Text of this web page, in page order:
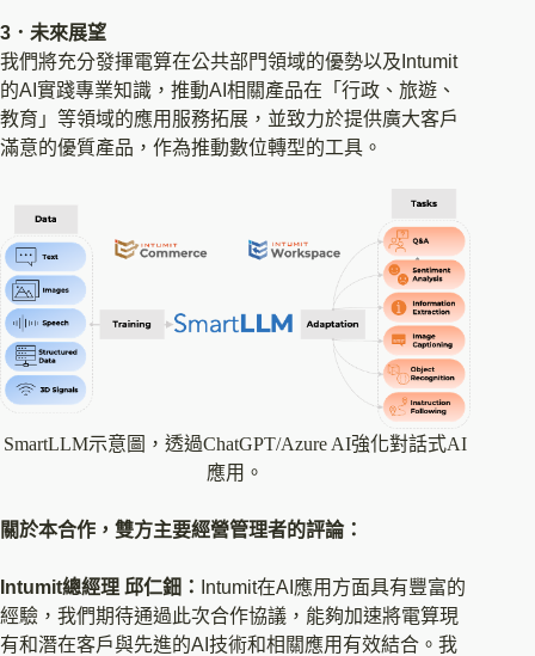
3．未來展望
我們將充分發揮電算在公共部門領域的優勢以及Intumit
的AI實踐專業知識，推動AI相關產品在「行政、旅遊、
教育」等領域的應用服務拓展，並致力於提供廣大客戶
滿意的優質產品，作為推動數位轉型的工具。
SmartLLM示意圖，透過ChatGPT/Azure AI強化對話式AI
應用。
關於本合作，雙方主要經營管理者的評論：
Intumit總經理 邱仁鈿：
Intumit在AI應用方面具有豐富的
經驗，我們期待通過此次合作協議，能夠加速將電算現
有和潛在客戶與先進的AI技術和相關應用有效結合。我